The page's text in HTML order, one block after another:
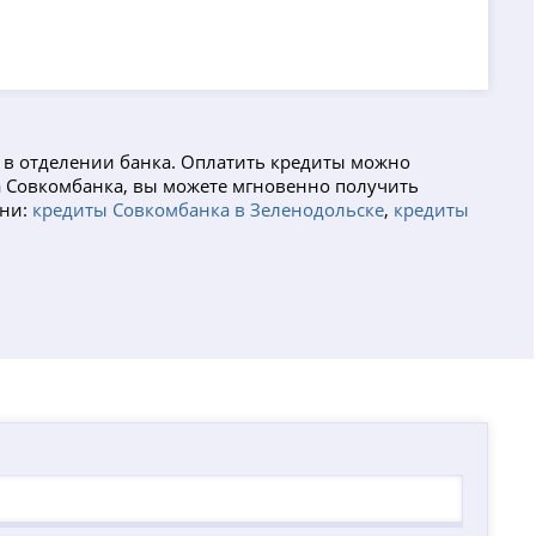
отделении банка. Оплатить кредиты можно
Совкомбанка, вы можете мгновенно получить
кредиты Совкомбанка в Зеленодольске, кредиты